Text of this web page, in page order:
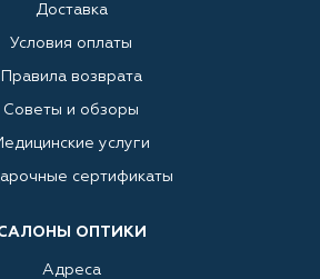
Доставка
Условия оплаты
Правила возврата
Советы и обзоры
услуги
сертификаты
ОПТИКИ
Адреса